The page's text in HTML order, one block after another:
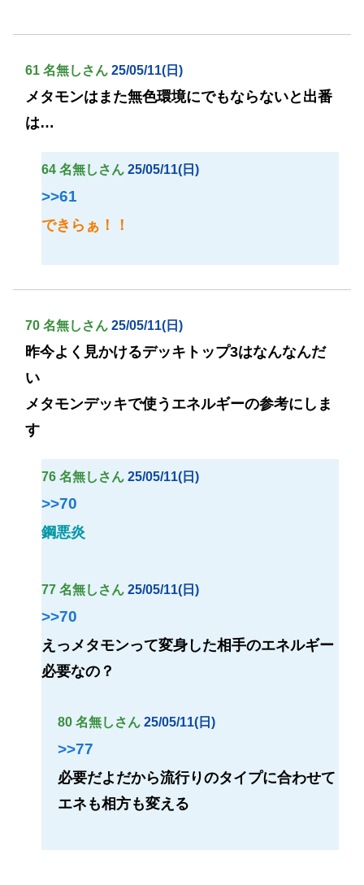
61 名無しさん 25/05/11(日)
メタモンはまた無色環境にでもならないと出番
は…
64 名無しさん 25/05/11(日)
>>61
できらぁ！！
70 名無しさん 25/05/11(日)
昨今よく見かけるデッキトップ3はなんなんだ
い
メタモンデッキで使うエネルギーの参考にしま
す
76 名無しさん 25/05/11(日)
>>70
鋼悪炎
77 名無しさん 25/05/11(日)
>>70
えっメタモンって変身した相手のエネルギー
必要なの？
80 名無しさん 25/05/11(日)
>>77
必要だよだから流行りのタイプに合わせて
エネも相方も変える